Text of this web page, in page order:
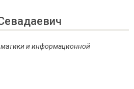
и информационной